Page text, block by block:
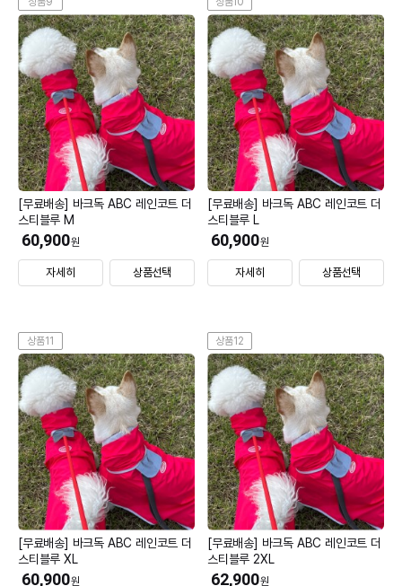
[무료배송] 바크독 ABC 레인코트 더
스티블루 M
60,900원
자세히 상품선택
[무료배송] 바크독 ABC 레인코트 더
스티블루 L
60,900원
자세히 상품선택
상품11
[무료배송] 바크독 ABC 레인코트 더
스티블루 XL
60,900원
상품12
[무료배송] 바크독 ABC 레인코트 더
스티블루 2XL
62,900원